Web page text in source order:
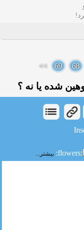
68
69
>>
شده یا نه ؟
بیشتر...